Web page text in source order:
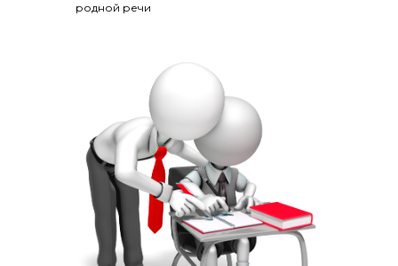
родной речи